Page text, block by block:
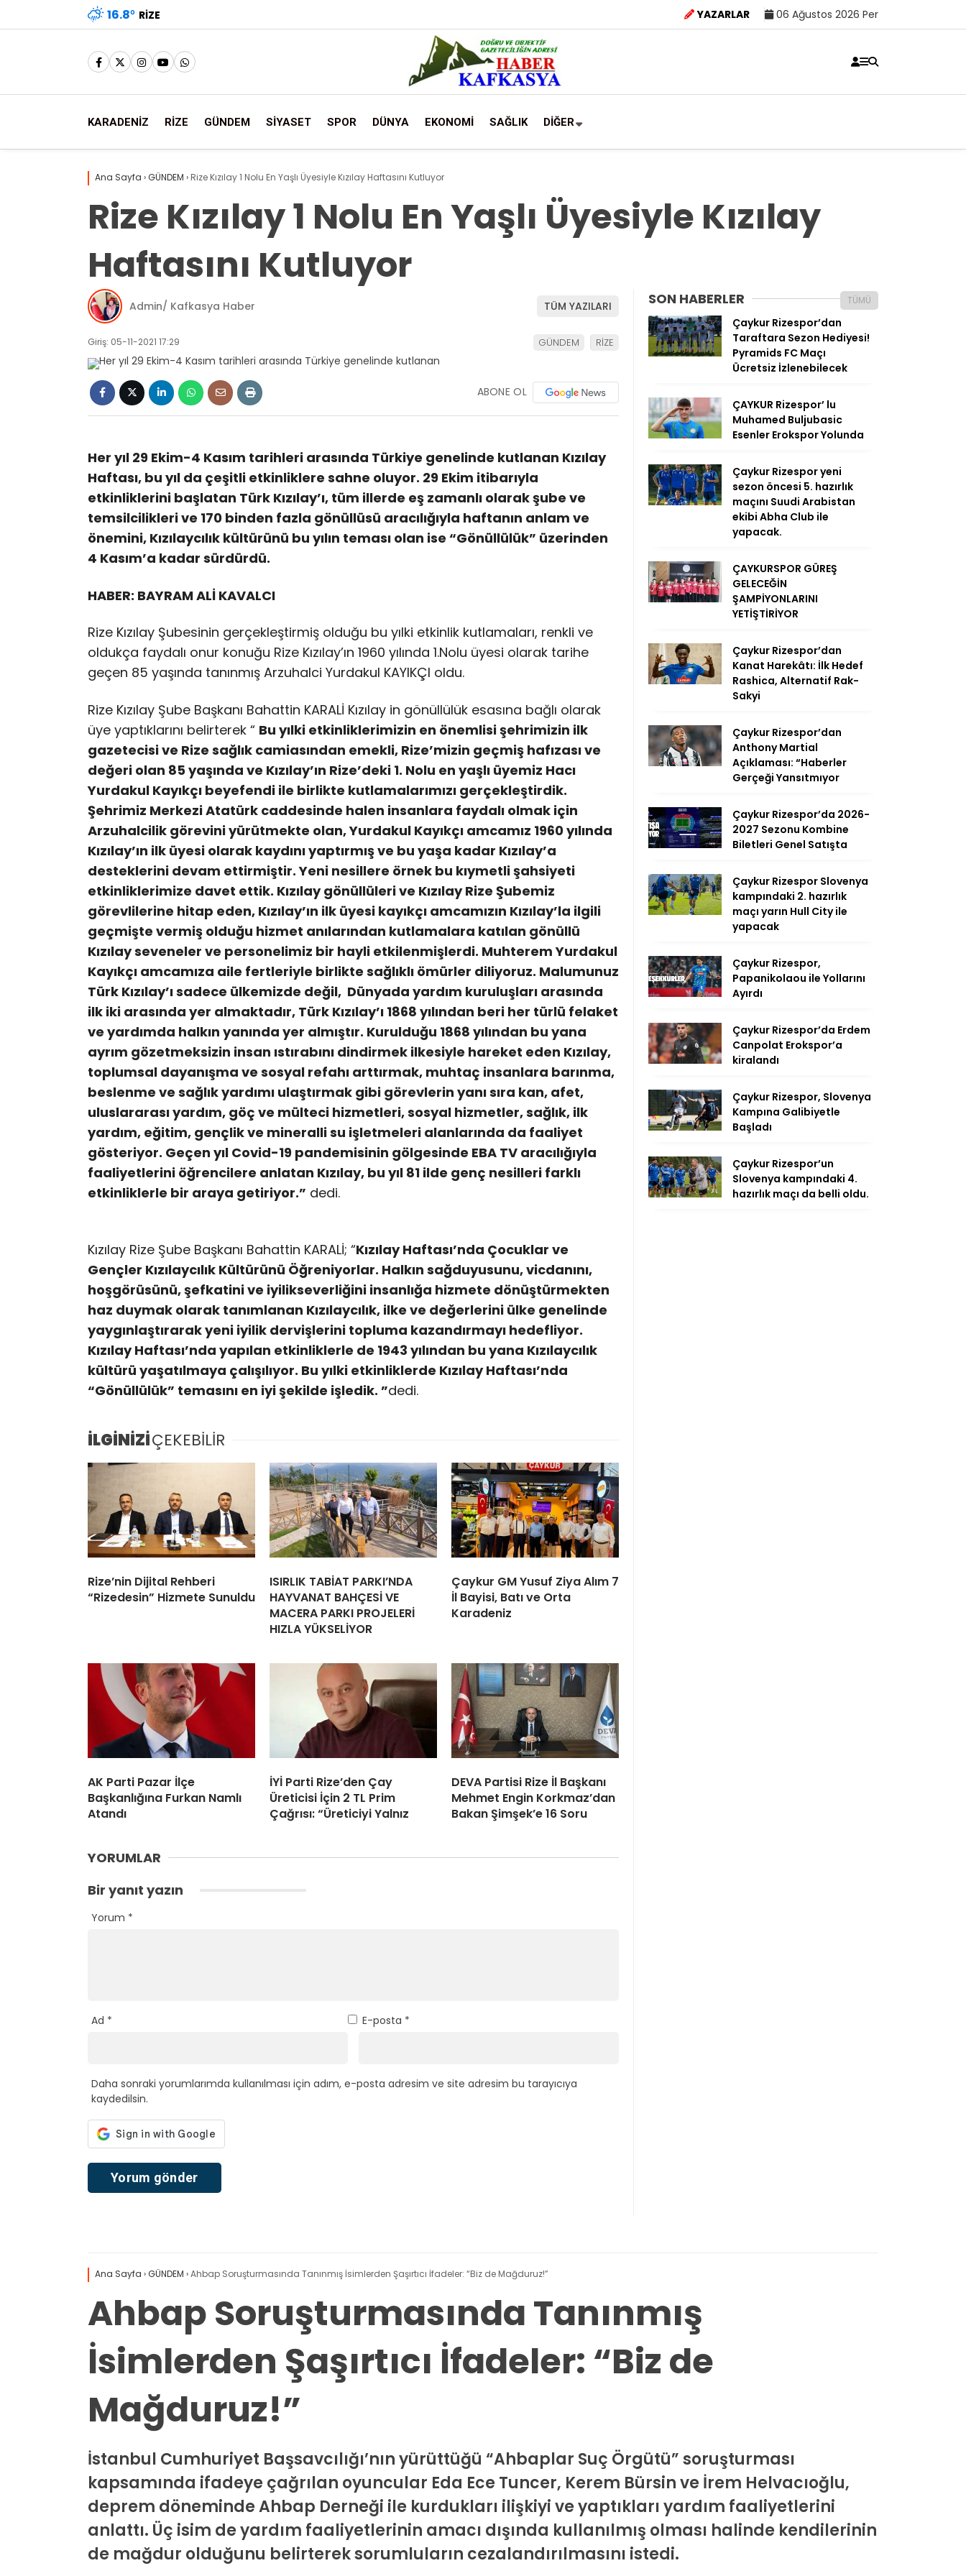
16.8° RIZE YAZARLAR 06 Ağustos 2026 Per
KARADENİZ RİZE GÜNDEM SİYASET SPOR DÜNYA EKONOMİ SAĞLIK DİĞER
Ana Sayfa ›GÜNDEM › Rize Kızılay 1 Nolu En Yaşlı Üyesiyle Kızılay Haftasını Kutluyor
Rize Kızılay 1 Nolu En Yaşlı Üyesiyle Kızılay
Haftasını Kutluyor
Admin/ Kafkasya Haber TÜM YAZILARI
Giriş: 05-11-2021 17:29 GÜNDEM RİZE
ABONE OL
Her yıl 29 Ekim-4 Kasım tarihleri arasında Türkiye genelinde kutlanan Kızılay
Haftası, bu yıl da çeşitli etkinliklere sahne oluyor. 29 Ekim itibarıyla
etkinliklerini başlatan Türk Kızılay’ı, tüm illerde eş zamanlı olarak şube ve
temsilcilikleri ve 170 binden fazla gönüllüsü aracılığıyla haftanın anlam ve
önemini, Kızılaycılık kültürünü bu yılın teması olan ise “Gönüllülük” üzerinden
4 Kasım’a kadar sürdürdü.
HABER: BAYRAM ALİ KAVALCI
Rize Kızılay Şubesinin gerçekleştirmiş olduğu bu yılki etkinlik kutlamaları, renkli ve
oldukça faydalı onur konuğu Rize Kızılay’ın 1960 yılında 1.Nolu üyesi olarak tarihe
geçen 85 yaşında tanınmış Arzuhalci Yurdakul KAYIKÇI oldu.
Rize Kızılay Şube Başkanı Bahattin KARALİ Kızılay in gönüllülük esasına bağlı olarak
üye yaptıklarını belirterek “ Bu yılki etkinliklerimizin en önemlisi şehrimizin ilk
gazetecisi ve Rize sağlık camiasından emekli, Rize’mizin geçmiş hafızası ve
değeri olan 85 yaşında ve Kızılay’ın Rize’deki 1. Nolu en yaşlı üyemiz Hacı
Yurdakul Kayıkçı beyefendi ile birlikte kutlamalarımızı gerçekleştirdik.
Şehrimiz Merkezi Atatürk caddesinde halen insanlara faydalı olmak için
Arzuhalcilik görevini yürütmekte olan, Yurdakul Kayıkçı amcamız 1960 yılında
Kızılay’ın ilk üyesi olarak kaydını yaptırmış ve bu yaşa kadar Kızılay’a
desteklerini devam ettirmiştir. Yeni nesillere örnek bu kıymetli şahsiyeti
etkinliklerimize davet ettik. Kızılay gönüllüleri ve Kızılay Rize Şubemiz
görevlilerine hitap eden, Kızılay’ın ilk üyesi kayıkçı amcamızın Kızılay’la ilgili
geçmişte vermiş olduğu hizmet anılarından kutlamalara katılan gönüllü
Kızılay seveneler ve personelimiz bir hayli etkilenmişlerdi. Muhterem Yurdakul
Kayıkçı amcamıza aile fertleriyle birlikte sağlıklı ömürler diliyoruz. Malumunuz
Türk Kızılay’ı sadece ülkemizde değil, Dünyada yardım kuruluşları arasında
ilk iki arasında yer almaktadır, Türk Kızılay’ı 1868 yılından beri her türlü felaket
ve yardımda halkın yanında yer almıştır. Kurulduğu 1868 yılından bu yana
ayrım gözetmeksizin insan ıstırabını dindirmek ilkesiyle hareket eden Kızılay,
toplumsal dayanışma ve sosyal refahı arttırmak, muhtaç insanlara barınma,
beslenme ve sağlık yardımı ulaştırmak gibi görevlerin yanı sıra kan, afet,
uluslararası yardım, göç ve mülteci hizmetleri, sosyal hizmetler, sağlık, ilk
yardım, eğitim, gençlik ve mineralli su işletmeleri alanlarında da faaliyet
gösteriyor. Geçen yıl Covid-19 pandemisinin gölgesinde EBA TV aracılığıyla
faaliyetlerini öğrencilere anlatan Kızılay, bu yıl 81 ilde genç nesilleri farklı
etkinliklerle bir araya getiriyor.” dedi.
Kızılay Rize Şube Başkanı Bahattin KARALİ; “Kızılay Haftası’nda Çocuklar ve
Gençler Kızılaycılık Kültürünü Öğreniyorlar. Halkın sağduyusunu, vicdanını,
hoşgörüsünü, şefkatini ve iyilikseverliğini insanlığa hizmete dönüştürmekten
haz duymak olarak tanımlanan Kızılaycılık, ilke ve değerlerini ülke genelinde
yaygınlaştırarak yeni iyilik dervişlerini topluma kazandırmayı hedefliyor.
Kızılay Haftası’nda yapılan etkinliklerle de 1943 yılından bu yana Kızılaycılık
kültürü yaşatılmaya çalışılıyor. Bu yılki etkinliklerde Kızılay Haftası’nda
“Gönüllülük” temasını en iyi şekilde işledik. ”dedi.
İLGİNİZİÇEKEBİLİR
Rize’nin Dijital Rehberi
“Rizedesin” Hizmete Sunuldu
ISIRLIK TABİAT PARKI’NDA
HAYVANAT BAHÇESİ VE
MACERA PARKI PROJELERİ
HIZLA YÜKSELİYOR
Çaykur GM Yusuf Ziya Alım 7
İl Bayisi, Batı ve Orta
Karadeniz
AK Parti Pazar İlçe
Başkanlığına Furkan Namlı
Atandı
İYİ Parti Rize’den Çay
Üreticisi İçin 2 TL Prim
Çağrısı: “Üreticiyi Yalnız
DEVA Partisi Rize İl Başkanı
Mehmet Engin Korkmaz’dan
Bakan Şimşek’e 16 Soru
YORUMLAR
Bir yanıt yazın
Yorum *
Ad * E-posta *
Daha sonraki yorumlarımda kullanılması için adım, e-posta adresim ve site adresim bu tarayıcıya
kaydedilsin.
SON HABERLER TÜMÜ
Çaykur Rizespor’dan
Taraftara Sezon Hediyesi!
Pyramids FC Maçı
Ücretsiz İzlenebilecek
ÇAYKUR Rizespor’ lu
Muhamed Buljubasic
Esenler Erokspor Yolunda
Çaykur Rizespor yeni
sezon öncesi 5. hazırlık
maçını Suudi Arabistan
ekibi Abha Club ile
yapacak.
ÇAYKURSPOR GÜREŞ
GELECEĞİN
ŞAMPİYONLARINI
YETİŞTİRİYOR
Çaykur Rizespor’dan
Kanat Harekâtı: İlk Hedef
Rashica, Alternatif Rak-
Sakyi
Çaykur Rizespor’dan
Anthony Martial
Açıklaması: “Haberler
Gerçeği Yansıtmıyor
Çaykur Rizespor’da 2026-
2027 Sezonu Kombine
Biletleri Genel Satışta
Çaykur Rizespor Slovenya
kampındaki 2. hazırlık
maçı yarın Hull City ile
yapacak
Çaykur Rizespor,
Papanikolaou ile Yollarını
Ayırdı
Çaykur Rizespor’da Erdem
Canpolat Erokspor’a
kiralandı
Çaykur Rizespor, Slovenya
Kampına Galibiyetle
Başladı
Çaykur Rizespor’un
Slovenya kampındaki 4.
hazırlık maçı da belli oldu.
Ana Sayfa ›GÜNDEM ›Ahbap Soruşturmasında Tanınmış İsimlerden Şaşırtıcı İfadeler: “Biz de Mağduruz!”
Ahbap Soruşturmasında Tanınmış
İsimlerden Şaşırtıcı İfadeler: “Biz de
Mağduruz!”
İstanbul Cumhuriyet Başsavcılığı’nın yürüttüğü “Ahbaplar Suç Örgütü” soruşturması
kapsamında ifadeye çağrılan oyuncular Eda Ece Tuncer, Kerem Bürsin ve İrem Helvacıoğlu,
deprem döneminde Ahbap Derneği ile kurdukları ilişkiyi ve yaptıkları yardım faaliyetlerini
anlattı. Üç isim de yardım faaliyetlerinin amacı dışında kullanılmış olması halinde kendilerinin
de mağdur olduğunu belirterek sorumluların cezalandırılmasını istedi.